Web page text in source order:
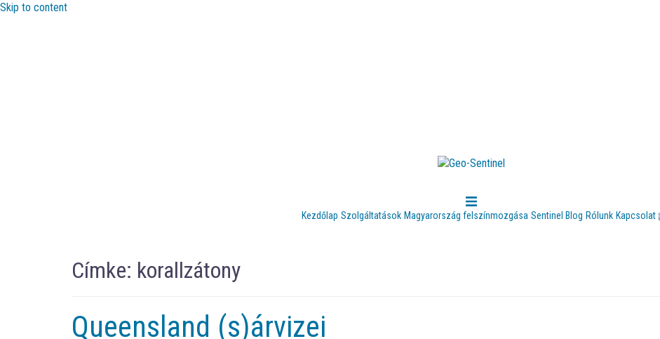
Skip to content
Kezdőlap Szolgáltatások Magyarország felszínmozgása Sentinel Blog Rólunk Kapcsolat
Címke: korallzátony
Queensland (s)árvizei